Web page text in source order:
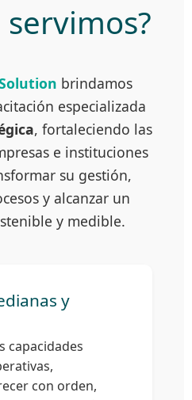
brindamos
especializada
, fortaleciendo las
e instituciones
su gestión,
y alcanzar un
y medible.
y
capacidades
con orden,